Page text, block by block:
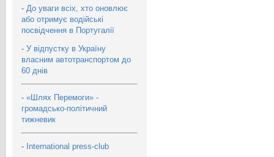
- До уваги всіх, хто оновлює
або отримує водійські
посвідчення в Португалії
- У відпустку в Україну
власним автотранспортом до
60 днів
- «Шлях Перемоги» -
громадсько-політичний
тижневик
- International press-club